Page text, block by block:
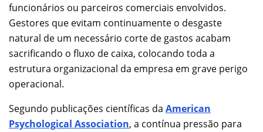
funcionários ou parceiros comerciais envolvidos.
Gestores que evitam continuamente o desgaste
natural de um necessário corte de gastos acabam
sacrificando o fluxo de caixa, colocando toda a
estrutura organizacional da empresa em grave perigo
operacional.
Segundo publicações científicas da American
Psychological Association, a contínua pressão para